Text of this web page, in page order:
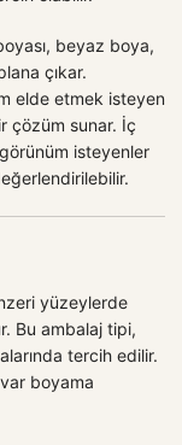
beyaz boya,
çıkar.
elde etmek isteyen
çözüm sunar. İç
isteyenler
yüzeylerde
Bu ambalaj tipi,
tercih edilir.
boyama